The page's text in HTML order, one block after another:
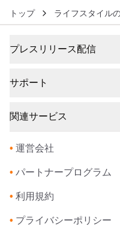
トップ ライフスタイル
プレスリリース配信
サポート
関連サービス
• 運営会社
• パートナープログラム
• 利用規約
• プライバシーポリシー